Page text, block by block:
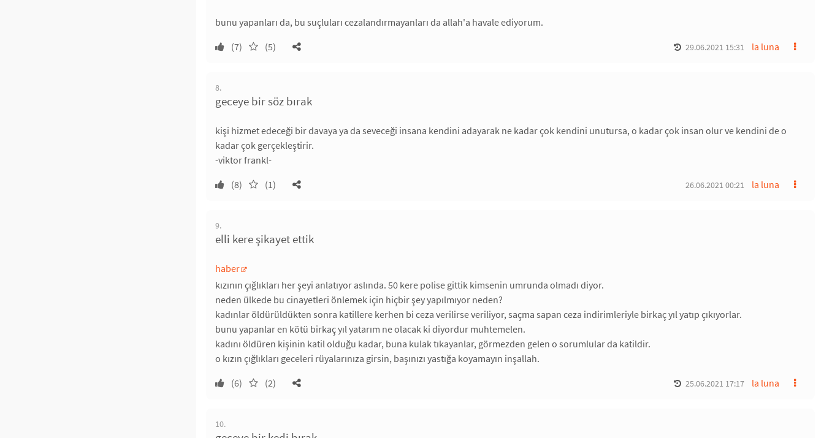
bunu yapanları da, bu suçluları cezalandırmayanları da allah'a havale ediyorum.
(7)
(5) la luna
29.06.2021 15:31
8.
geceye bir söz bırak
kişi hizmet edeceği bir davaya ya da seveceği insana kendini adayarak ne kadar çok kendini unutursa, o kadar çok insan olur ve kendini de o
kadar çok gerçekleştirir.
-viktor frankl-
(8)
(1) la luna
26.06.2021 00:21
9.
elli kere şikayet ettik
haber
kızının çığlıkları her şeyi anlatıyor aslında. 50 kere polise gittik kimsenin umrunda olmadı diyor.
neden ülkede bu cinayetleri önlemek için hiçbir şey yapılmıyor neden?
kadınlar öldürüldükten sonra katillere kerhen bi ceza verilirse veriliyor, saçma sapan ceza indirimleriyle birkaç yıl yatıp çıkıyorlar.
bunu yapanlar en kötü birkaç yıl yatarım ne olacak ki diyordur muhtemelen.
kadını öldüren kişinin katil olduğu kadar, buna kulak tıkayanlar, görmezden gelen o sorumlular da katildir.
o kızın çığlıkları geceleri rüyalarınıza girsin, başınızı yastığa koyamayın inşallah.
(6)
(2) la luna
25.06.2021 17:17
10.